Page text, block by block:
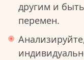
другим и
перемен.